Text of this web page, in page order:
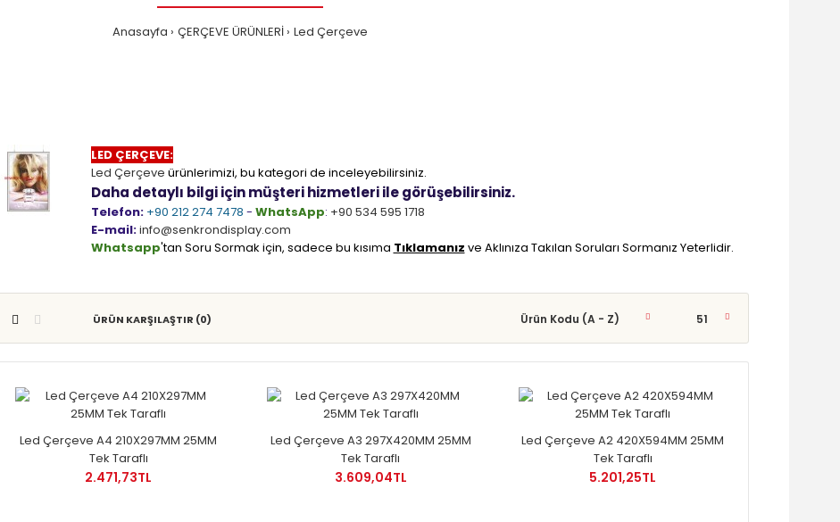
Anasayfa ÇERÇEVE ÜRÜNLERİ Led Çerçeve
LED ÇERÇEVE:
Led Çerçeve ürünlerimizi, bu kategori de inceleyebilirsiniz.
Daha detaylı bilgi için müşteri hizmetleri ile görüşebilirsiniz.
Telefon: +90 212 274 7478 - WhatsApp: +90 534 595 1718
E-mail:info@senkrondisplay.com
Whatsapp'tan Soru Sormak için, sadece bu kısıma Tıklamanız ve Aklınıza Takılan Soruları Sormanız Yeterlidir.
ÜRÜN KARŞILAŞTIR (0)
Led Çerçeve A4 210X297MM 25MM
Tek Taraflı
2.471,73TL
Led Çerçeve A3 297X420MM 25MM
Tek Taraflı
3.609,04TL
Led Çerçeve A2 420X594MM 25MM
Tek Taraflı
5.201,25TL